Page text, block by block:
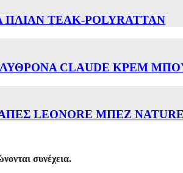
TEAK-POLYRATTAN
CLAUDE ΚΡΕΜ
LEONORE ΜΠΕΖ
συνέχεια.